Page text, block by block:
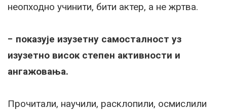
неопходно учинити, бити актер, а не жртва.
− показује изузетну самосталност уз
изузетно висок степен активности и
ангажовања.
Прочитали, научили, расклопили, осмислили